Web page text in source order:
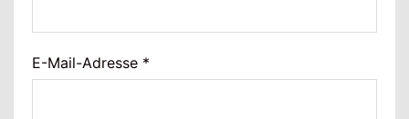
E-Mail-Adresse *